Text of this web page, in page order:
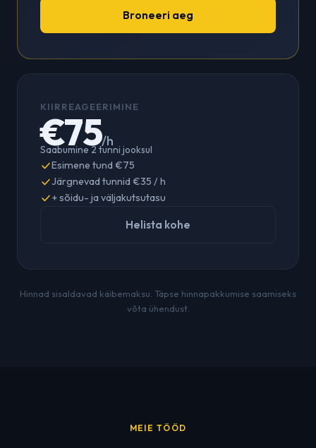
Broneeri aeg
KIIRREAGEERIMINE
€75/h
Saabumine 2 tunni jooksul
Esimene tund €75
Järgnevad tunnid €35 / h
+ sõidu- ja väljakutsutasu
Helista kohe
Hinnad sisaldavad käibemaksu. Täpse hinnapakkumise saamiseks
võta ühendust.
MEIE TÖÖD